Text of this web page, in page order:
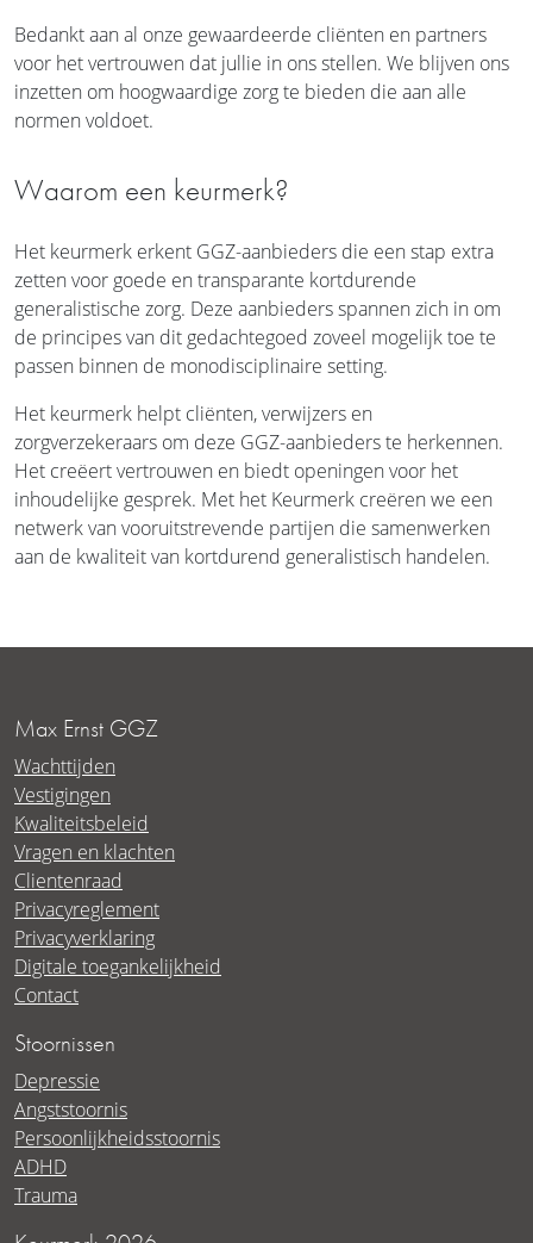
Bedankt aan al onze gewaardeerde cliënten en partners
voor het vertrouwen dat jullie in ons stellen. We blijven ons
inzetten om hoogwaardige zorg te bieden die aan alle
normen voldoet.
Waarom een keurmerk?
Het keurmerk erkent GGZ-aanbieders die een stap extra
zetten voor goede en transparante kortdurende
generalistische zorg. Deze aanbieders spannen zich in om
de principes van dit gedachtegoed zoveel mogelijk toe te
passen binnen de monodisciplinaire setting.
Het keurmerk helpt cliënten, verwijzers en
zorgverzekeraars om deze GGZ-aanbieders te herkennen.
Het creëert vertrouwen en biedt openingen voor het
inhoudelijke gesprek. Met het Keurmerk creëren we een
netwerk van vooruitstrevende partijen die samenwerken
aan de kwaliteit van kortdurend generalistisch handelen.
Max Ernst GGZ
Wachttijden
Vestigingen
Kwaliteitsbeleid
Vragen en klachten
Clientenraad
Privacyreglement
Privacyverklaring
Digitale toegankelijkheid
Contact
Stoornissen
Depressie
Angststoornis
Persoonlijkheidsstoornis
ADHD
Trauma